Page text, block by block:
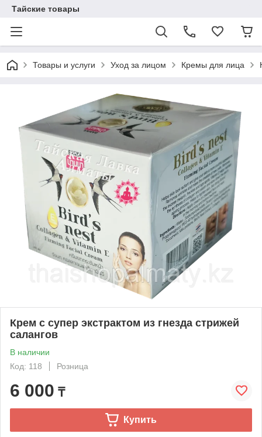
Тайские товары
Товары и услуги Уход за лицом Кремы для лица
Крем с супер экстрактом из гнезда стрижей
салангов
В наличии
Код: 118
Розница
6 000 ₸
Купить